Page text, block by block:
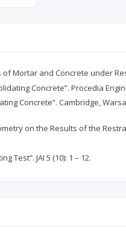
of Mortar and Concrete under
Concrete”. Procedia
Concrete”. Cambridge,
on the Results of the
JAI 5 (10): 1 – 12.